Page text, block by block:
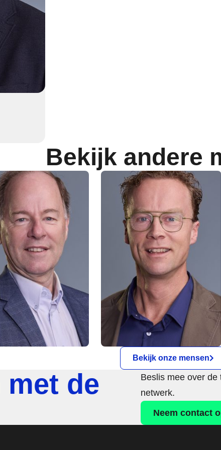
Bekijk andere
Bekijk onze mensen
met de
Beslis mee over
netwerk.
Neem contact